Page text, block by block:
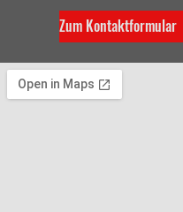
Zum Kontaktformular